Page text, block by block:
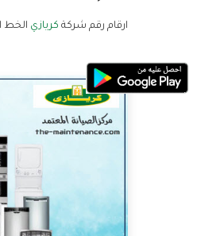
ارقام رقم شركة كريازي الخط